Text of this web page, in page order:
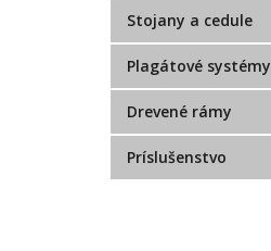
Stojany a cedule
Plagátové systémy
Drevené rámy
Príslušenstvo